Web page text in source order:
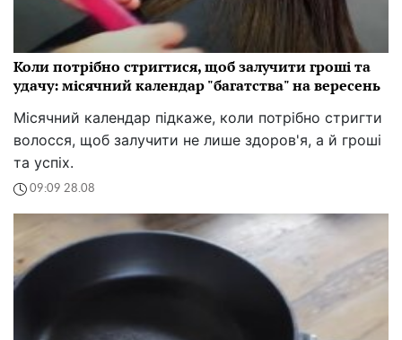
Коли потрібно стригтися, щоб залучити гроші та
удачу: місячний календар "багатства" на вересень
Місячний календар підкаже, коли потрібно стригти
волосся, щоб залучити не лише здоров'я, а й гроші
та успіх.
09:09 28.08